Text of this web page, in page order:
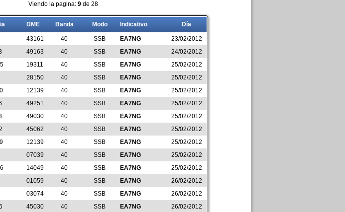
Viendo la pagina: 9de 28
DME Banda Modo Indicativo Día
43161 40 SSB EA7NG
23/02/2012
49163 40 SSB EA7NG
24/02/2012
19311 40 SSB EA7NG
25/02/2012
28150 40 SSB EA7NG
25/02/2012
12139 40 SSB EA7NG
25/02/2012
49251 40 SSB EA7NG
25/02/2012
49030 40 SSB EA7NG
25/02/2012
45062 40 SSB EA7NG
25/02/2012
12139 40 SSB EA7NG
25/02/2012
07039 40 SSB EA7NG
25/02/2012
14049 40 SSB EA7NG
25/02/2012
01059 40 SSB EA7NG
26/02/2012
03074 40 SSB EA7NG
26/02/2012
45030 40 SSB EA7NG
26/02/2012